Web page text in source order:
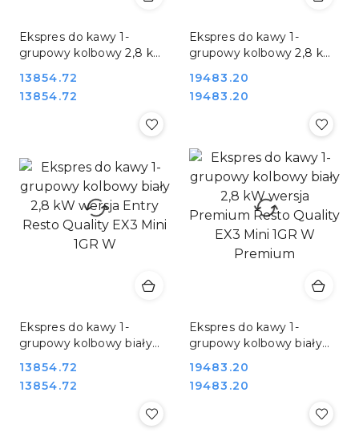
Ekspres do kawy 1-
grupowy kolbowy 2,8 kW
Quality EX3 Mini 1GR B
Cena:
13854.72
Cena:
13854.72
Ekspres do kawy 1-
grupowy kolbowy 2,8 kW
Resto Quality EX3 Mini
1GR B Premium
Cena:
19483.20
Cena:
19483.20
Ekspres do kawy 1-
grupowy kolbowy biały
Resto Quality EX3 Mini
1GR W
Cena:
13854.72
Cena:
13854.72
Ekspres do kawy 1-
grupowy kolbowy biały
Resto Quality EX3 Mini
1GR W Premium
Cena:
19483.20
Cena:
19483.20